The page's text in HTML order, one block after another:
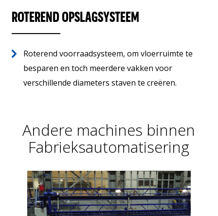
ROTEREND OPSLAGSYSTEEM
Roterend voorraadsysteem, om vloerruimte te
besparen en toch meerdere vakken voor
verschillende diameters staven te creëren.
Andere machines binnen
Fabrieksautomatisering